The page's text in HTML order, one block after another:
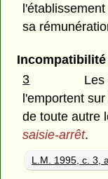
sa
3
Les
l'emportent
de toute autre
saisie-arrêt.
L.M. 1995, c. 3,